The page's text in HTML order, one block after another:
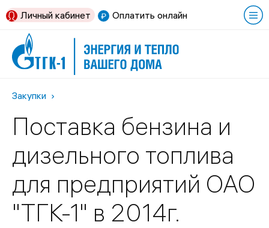
Оплатить онлайн
Личный кабинет
Закупки
Поставка бензина и
дизельного топлива
для предприятий ОАО
"ТГК-1" в 2014г.